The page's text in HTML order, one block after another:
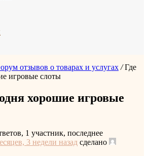
отзывов о товарах и услугах / Где
игровые слоты
хорошие игровые
1 участник, последнее
3 недели назад сделано